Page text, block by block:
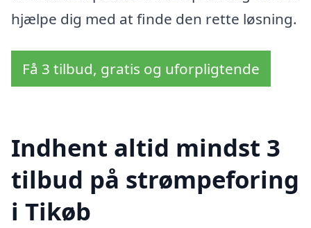
hjælpe dig med at finde den rette løsning.
Få 3 tilbud, gratis og uforpligtende
Indhent altid mindst 3
tilbud på strømpeforing
i Tikøb